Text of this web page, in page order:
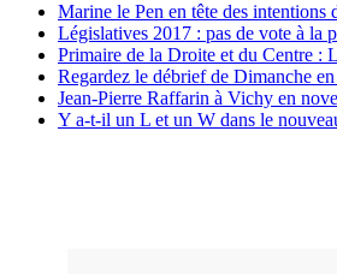
Marine le Pen en tête des
Législatives 2017 : pas de vote à la
Primaire de la Droite et du Centre :
Regardez le débrief de Dimanche
Jean-Pierre Raffarin à Vichy en
Y a-t-il un L et un W dans le